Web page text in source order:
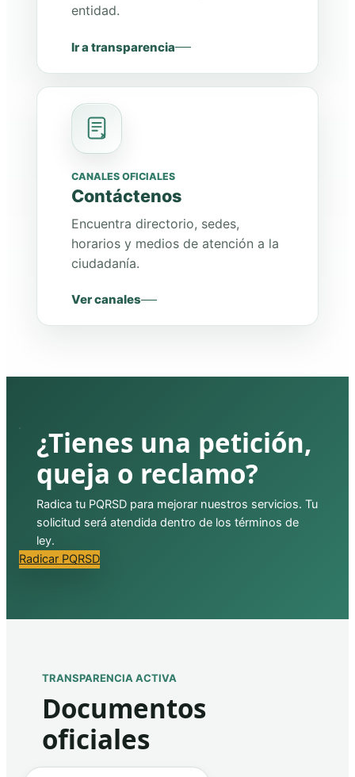
entidad.
Ir a transparencia
CANALES OFICIALES
Contáctenos
Encuentra directorio, sedes,
horarios y medios de atención a la
ciudadanía.
Ver canales
¿Tienes una petición,
queja o reclamo?
Radica tu PQRSD para mejorar nuestros servicios. Tu
solicitud será atendida dentro de los términos de
ley.
Radicar PQRSD
TRANSPARENCIA ACTIVA
Documentos
oficiales